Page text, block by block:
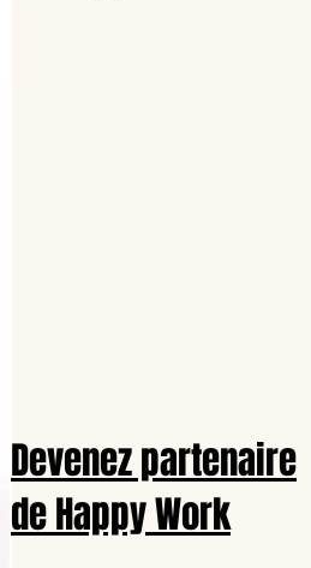
Devenez partenaire
de Happy Work